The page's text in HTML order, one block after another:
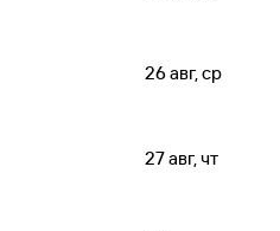
26 авг, ср
27 авг, чт